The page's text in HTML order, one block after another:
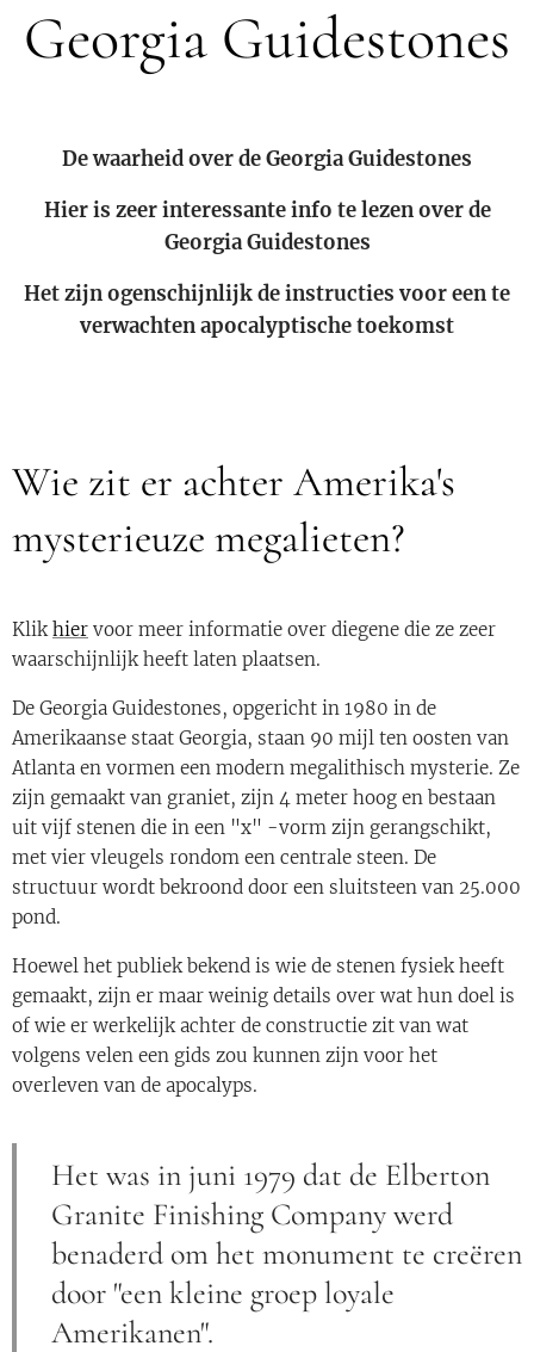
Georgia Guidestones
De waarheid over de Georgia Guidestones
Hier is zeer interessante info te lezen over de
Georgia Guidestones
Het zijn ogenschijnlijk de instructies voor een te
verwachten apocalyptische toekomst
Wie zit er achter Amerika's
mysterieuze megalieten?
Klik hier voor meer informatie over diegene die ze zeer
waarschijnlijk heeft laten plaatsen.
De Georgia Guidestones, opgericht in 1980 in de
Amerikaanse staat Georgia, staan 90 mijl ten oosten van
Atlanta en vormen een modern megalithisch mysterie. Ze
zijn gemaakt van graniet, zijn 4 meter hoog en bestaan
uit vijf stenen die in een "x" -vorm zijn gerangschikt,
met vier vleugels rondom een centrale steen. De
structuur wordt bekroond door een sluitsteen van 25.000
pond.
Hoewel het publiek bekend is wie de stenen fysiek heeft
gemaakt, zijn er maar weinig details over wat hun doel is
of wie er werkelijk achter de constructie zit van wat
volgens velen een gids zou kunnen zijn voor het
overleven van de apocalyps.
Het was in juni 1979 dat de Elberton
Granite Finishing Company werd
benaderd om het monument te creëren
door "een kleine groep loyale
Amerikanen".